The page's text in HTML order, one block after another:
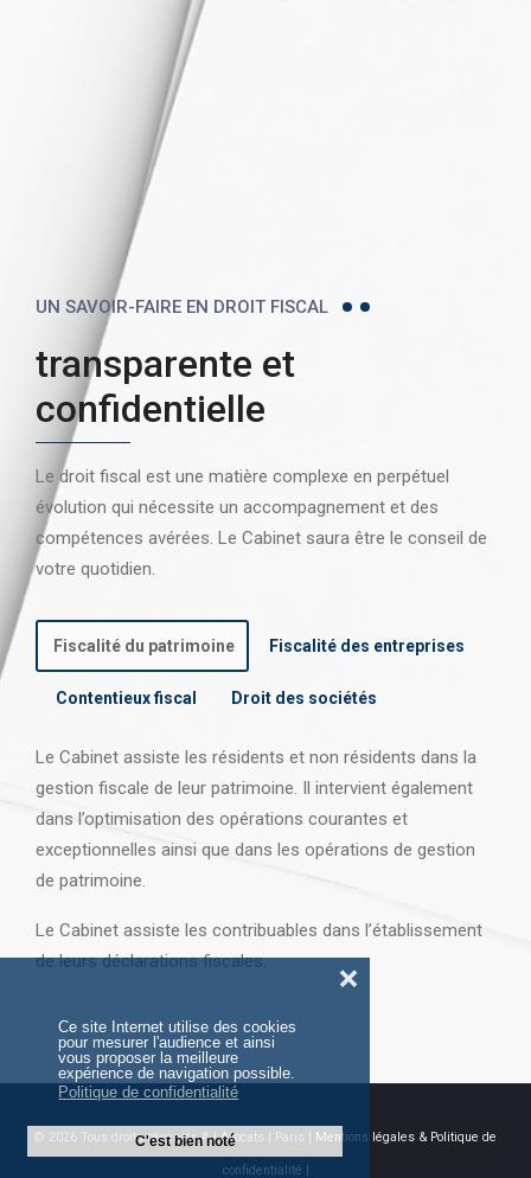
Ce site Internet utilise des cookies
pour mesurer l'audience et ainsi
vous proposer la meilleure
expérience de navigation possible.
Politique de confidentialité
C'est bien noté
❌
UN SAVOIR-FAIRE EN DROIT FISCAL
transparente et
confidentielle
Le droit fiscal est une matière complexe en perpétuel
évolution qui nécessite un accompagnement et des
compétences avérées. Le Cabinet saura être le conseil de
votre quotidien.
Fiscalité du patrimoine Fiscalité des entreprises
Contentieux fiscal Droit des sociétés
Le Cabinet assiste les résidents et non résidents dans la
gestion fiscale de leur patrimoine. Il intervient également
dans l’optimisation des opérations courantes et
exceptionnelles ainsi que dans les opérations de gestion
de patrimoine.
Le Cabinet assiste les contribuables dans l’établissement
de leurs déclarations fiscales.
© 2026 Tous droits réservés AJ Avocats | Paris | Mentions légales & Politique de
confidentialité |